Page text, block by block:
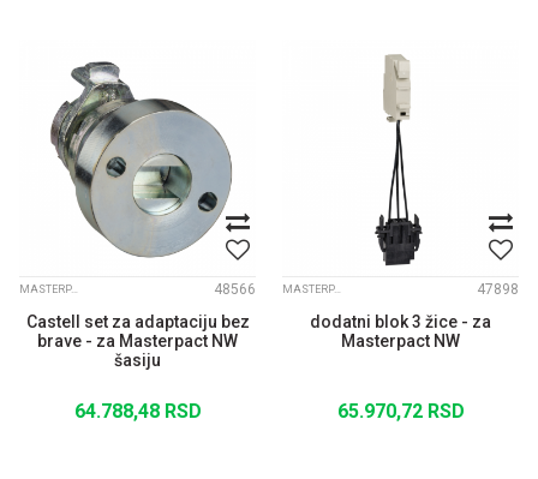
MASTERPACT NW 48566
Castell set za adaptaciju bez
brave - za Masterpact NW
šasiju
64.788,48 RSD
MASTERPACT NW 47898
dodatni blok 3 žice - za
Masterpact NW
65.970,72 RSD